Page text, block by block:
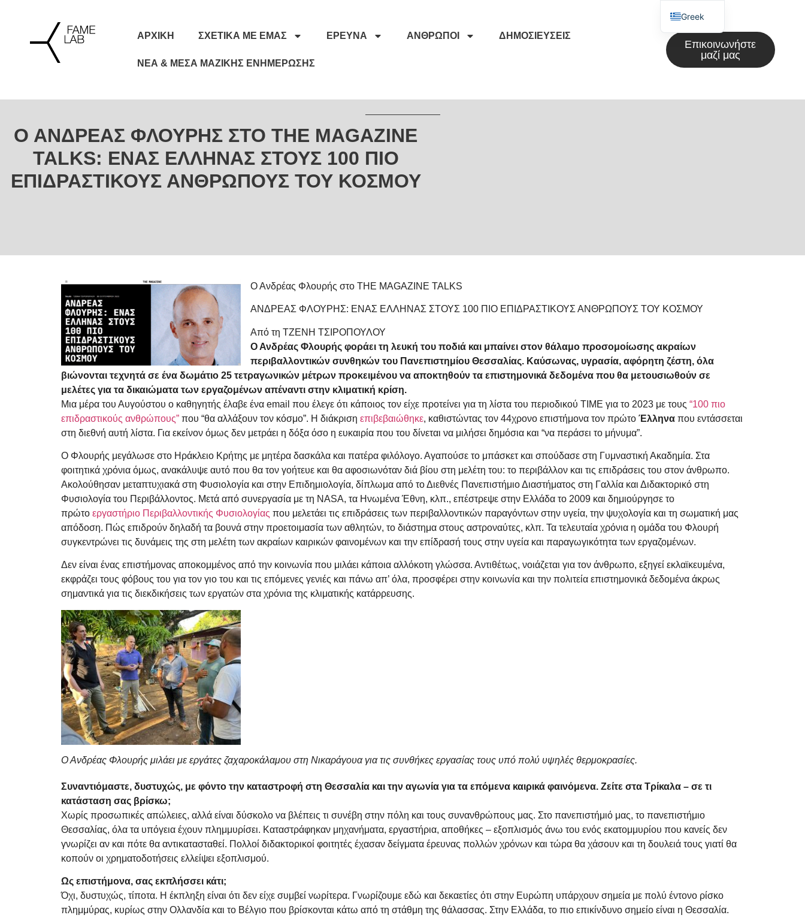
ΑΡΧΙΚΗ ΣΧΕΤΙΚΆ ΜΕ ΕΜΆΣ ΈΡΕΥΝΑ ΆΝΘΡΩΠΟΙ ΔΗΜΟΣΙΕΎΣΕΙΣ
ΝΈΑ & ΜΈΣΑ ΜΑΖΙΚΉΣ ΕΝΗΜΈΡΩΣΗΣ
Επικοινωνήστε
μαζί μας
Ο ΑΝΔΡΈΑΣ ΦΛΟΥΡΉΣ ΣΤΟ THE MAGAZINE
TALKS: ΕΝΑΣ ΕΛΛΗΝΑΣ ΣΤΟΥΣ 100 ΠΙΟ
ΕΠΙΔΡΑΣΤΙΚΟΥΣ ΑΝΘΡΩΠΟΥΣ ΤΟΥ ΚΟΣΜΟΥ
Ο Ανδρέας Φλουρής στο THE MAGAZINE TALKS
ΑΝΔΡΕΑΣ ΦΛΟΥΡΗΣ: ΕΝΑΣ ΕΛΛΗΝΑΣ ΣΤΟΥΣ 100 ΠΙΟ ΕΠΙΔΡΑΣΤΙΚΟΥΣ ΑΝΘΡΩΠΟΥΣ ΤΟΥ ΚΟΣΜΟΥ
Από τη ΤΖΕΝΗ ΤΣΙΡΟΠΟΥΛΟΥ
Ο Ανδρέας Φλουρής φοράει τη λευκή του ποδιά και μπαίνει στον θάλαμο προσομοίωσης ακραίων
περιβαλλοντικών συνθηκών του Πανεπιστημίου Θεσσαλίας. Καύσωνας, υγρασία, αφόρητη ζέστη, όλα
βιώνονται τεχνητά σε ένα δωμάτιο 25 τετραγωνικών μέτρων προκειμένου να αποκτηθούν τα επιστημονικά δεδομένα που θα μετουσιωθούν σε
μελέτες για τα δικαιώματα των εργαζομένων απέναντι στην κλιματική κρίση.
Μια μέρα του Αυγούστου ο καθηγητής έλαβε ένα email που έλεγε ότι κάποιος τον είχε προτείνει για τη λίστα του περιοδικού TIME για το 2023 με τους “100 πιο
επιδραστικούς ανθρώπους” που “θα αλλάξουν τον κόσμο”. Η διάκριση επιβεβαιώθηκε, καθιστώντας τον 44χρονο επιστήμονα τον πρώτο Έλληνα που εντάσσεται
στη διεθνή αυτή λίστα. Για εκείνον όμως δεν μετράει η δόξα όσο η ευκαιρία που του δίνεται να μιλήσει δημόσια και “να περάσει το μήνυμα”.
Ο Φλουρής μεγάλωσε στο Ηράκλειο Κρήτης με μητέρα δασκάλα και πατέρα φιλόλογο. Αγαπούσε το μπάσκετ και σπούδασε στη Γυμναστική Ακαδημία. Στα
φοιτητικά χρόνια όμως, ανακάλυψε αυτό που θα τον γοήτευε και θα αφοσιωνόταν διά βίου στη μελέτη του: το περιβάλλον και τις επιδράσεις του στον άνθρωπο.
Ακολούθησαν μεταπτυχιακά στη Φυσιολογία και στην Επιδημιολογία, δίπλωμα από το Διεθνές Πανεπιστήμιο Διαστήματος στη Γαλλία και Διδακτορικό στη
Φυσιολογία του Περιβάλλοντος. Μετά από συνεργασία με τη NASA, τα Ηνωμένα Έθνη, κλπ., επέστρεψε στην Ελλάδα το 2009 και δημιούργησε το
πρώτο εργαστήριο Περιβαλλοντικής Φυσιολογίας που μελετάει τις επιδράσεις των περιβαλλοντικών παραγόντων στην υγεία, την ψυχολογία και τη σωματική μας
απόδοση. Πώς επιδρούν δηλαδή τα βουνά στην προετοιμασία των αθλητών, το διάστημα στους αστροναύτες, κλπ. Τα τελευταία χρόνια η ομάδα του Φλουρή
συγκεντρώνει τις δυνάμεις της στη μελέτη των ακραίων καιρικών φαινομένων και την επίδρασή τους στην υγεία και παραγωγικότητα των εργαζομένων.
Δεν είναι ένας επιστήμονας αποκομμένος από την κοινωνία που μιλάει κάποια αλλόκοτη γλώσσα. Αντιθέτως, νοιάζεται για τον άνθρωπο, εξηγεί εκλαϊκευμένα,
εκφράζει τους φόβους του για τον γιο του και τις επόμενες γενιές και πάνω απ’ όλα, προσφέρει στην κοινωνία και την πολιτεία επιστημονικά δεδομένα άκρως
σημαντικά για τις διεκδικήσεις των εργατών στα χρόνια της κλιματικής κατάρρευσης.
Ο Ανδρέας Φλουρής μιλάει με εργάτες ζαχαροκάλαμου στη Νικαράγουα για τις συνθήκες εργασίας τους υπό πολύ υψηλές θερμοκρασίες.
Συναντιόμαστε, δυστυχώς, με φόντο την καταστροφή στη Θεσσαλία και την αγωνία για τα επόμενα καιρικά φαινόμενα. Ζείτε στα Τρίκαλα – σε τι
κατάσταση σας βρίσκω;
Χωρίς προσωπικές απώλειες, αλλά είναι δύσκολο να βλέπεις τι συνέβη στην πόλη και τους συνανθρώπους μας. Στο πανεπιστήμιό μας, το πανεπιστήμιο
Θεσσαλίας, όλα τα υπόγεια έχουν πλημμυρίσει. Καταστράφηκαν μηχανήματα, εργαστήρια, αποθήκες – εξοπλισμός άνω του ενός εκατομμυρίου που κανείς δεν
γνωρίζει αν και πότε θα αντικατασταθεί. Πολλοί διδακτορικοί φοιτητές έχασαν δείγματα έρευνας πολλών χρόνων και τώρα θα χάσουν και τη δουλειά τους γιατί θα
κοπούν οι χρηματοδοτήσεις ελλείψει εξοπλισμού.
Ως επιστήμονα, σας εκπλήσσει κάτι;
Όχι, δυστυχώς, τίποτα. Η έκπληξη είναι ότι δεν είχε συμβεί νωρίτερα. Γνωρίζουμε εδώ και δεκαετίες ότι στην Ευρώπη υπάρχουν σημεία με πολύ έντονο ρίσκο
πλημμύρας, κυρίως στην Ολλανδία και το Βέλγιο που βρίσκονται κάτω από τη στάθμη της θάλασσας. Στην Ελλάδα, το πιο επικίνδυνο σημείο είναι η Θεσσαλία.
Greek
English